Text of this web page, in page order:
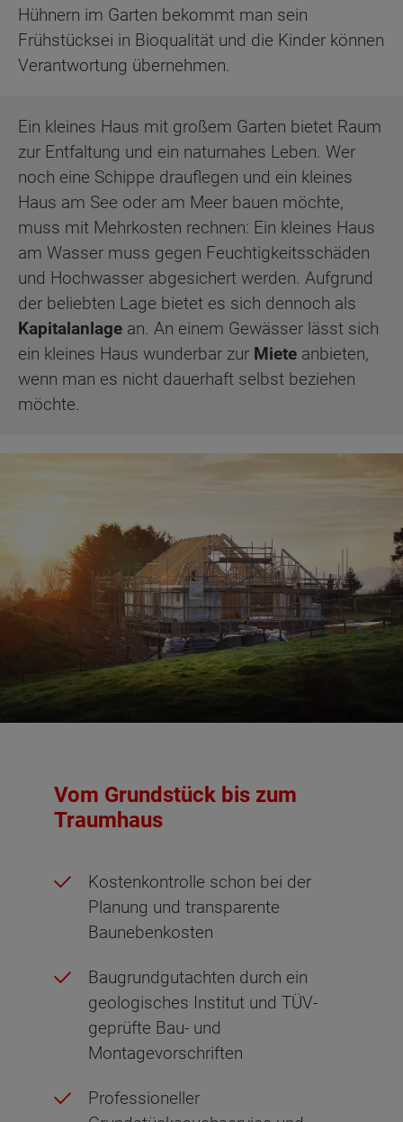
Hühnern im Garten bekommt man sein
Frühstücksei in Bioqualität und die Kinder können
Verantwortung übernehmen.
Ein kleines Haus mit großem Garten bietet Raum
zur Entfaltung und ein naturnahes Leben. Wer
noch eine Schippe drauflegen und ein kleines
Haus am See oder am Meer bauen möchte,
muss mit Mehrkosten rechnen: Ein kleines Haus
am Wasser muss gegen Feuchtigkeitsschäden
und Hochwasser abgesichert werden. Aufgrund
der beliebten Lage bietet es sich dennoch als
Kapitalanlage an. An einem Gewässer lässt sich
ein kleines Haus wunderbar zur Miete anbieten,
wenn man es nicht dauerhaft selbst beziehen
möchte.
Vom Grundstück bis zum
Traumhaus
Kostenkontrolle schon bei der
Planung und transparente
Baunebenkosten
Baugrundgutachten durch ein
geologisches Institut und TÜV-
geprüfte Bau- und
Montagevorschriften
Professioneller